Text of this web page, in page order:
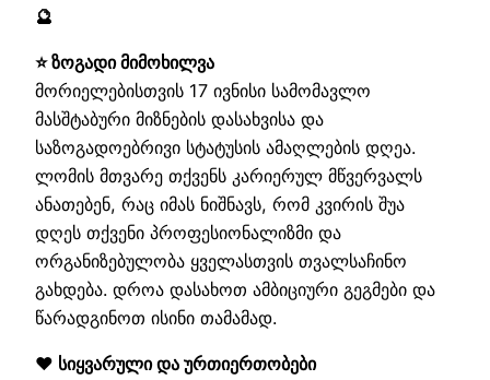
🔮
⭐ ზოგადი მიმოხილვა
მორიელებისთვის 17 ივნისი სამომავლო
მასშტაბური მიზნების დასახვისა და
საზოგადოებრივი სტატუსის ამაღლების დღეა.
ლომის მთვარე თქვენს კარიერულ მწვერვალს
ანათებენ, რაც იმას ნიშნავს, რომ კვირის შუა
დღეს თქვენი პროფესიონალიზმი და
ორგანიზებულობა ყველასთვის თვალსაჩინო
გახდება. დროა დასახოთ ამბიციური გეგმები და
წარადგინოთ ისინი თამამად.
❤️ სიყვარული და ურთიერთობები